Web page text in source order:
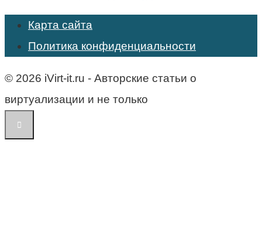
Карта сайта
Политика конфиденциальности
© 2026 iVirt-it.ru - Авторские статьи о
виртуализации и не только